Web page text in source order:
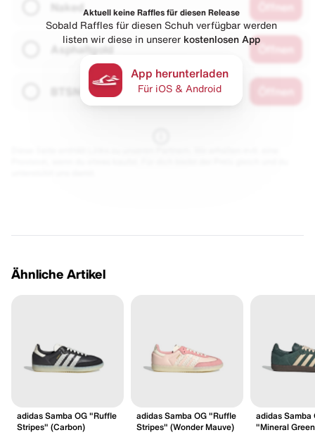
Naked
Asphaltgold
Aktuell keine Raffles für diesen Release
Sobald Raffles für diesen Schuh verfügbar werden
listen wir diese in unserer kostenlosen App
App herunterladen
Für iOS & Android
Ähnliche Artikel
adidas Samba OG "Ruffle
Stripes" (Carbon)
adidas Samba OG "Ruffle
Stripes" (Wonder Mauve)
adidas Samba
"Mineral